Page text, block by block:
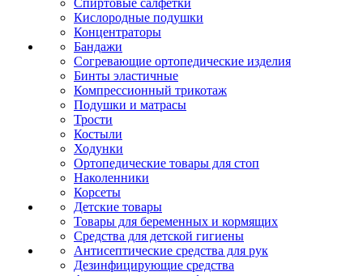
Спиртовые салфетки
Кислородные подушки
Концентраторы
Бандажи
Согревающие ортопедические изделия
Бинты эластичные
Компрессионный трикотаж
Подушки и матрасы
Трости
Костыли
Ходунки
Ортопедические товары для стоп
Наколенники
Корсеты
Детские товары
Товары для беременных и кормящих
Средства для детской гигиены
Антисептические средства для рук
Дезинфицирующие средства